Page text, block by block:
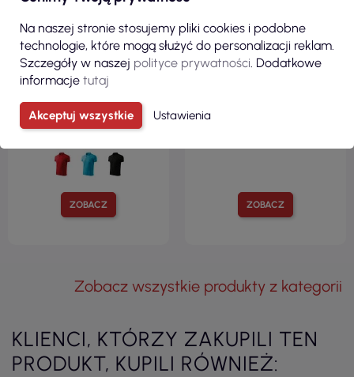
ZOBACZ
31,10 zł
( 38,25 zł brutto )
Koszulka polo męska Pique
polo free F03 military Malfini
ZOBACZ
( 34,18 zł brutto )
Polo męska standard biały
Promostars
Zobacz wszystkie produkty z kategorii
KLIENCI, KTÓRZY ZAKUPILI TEN
PRODUKT, KUPILI RÓWNIEŻ:
Na naszej stronie stosujemy pliki cookies i podobne
technologie, które mogą służyć do personalizacji reklam.
Szczegóły w naszej polityce prywatności . Dodatkowe
informacje tutaj
Akceptuj wszystkie Ustawienia